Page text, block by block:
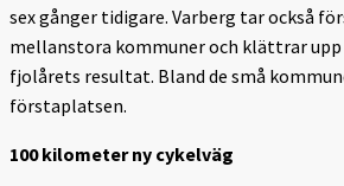
sex gånger tidigare. Varberg tar också
mellanstora kommuner och klättrar
fjolårets resultat. Bland de små
förstaplatsen.
100 kilometer ny cykelväg